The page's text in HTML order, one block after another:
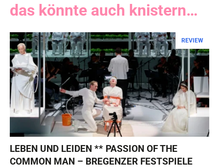
das könnte auch knistern…
REVIEW
LEBEN UND LEIDEN ** PASSION OF THE
COMMON MAN – BREGENZER FESTSPIELE